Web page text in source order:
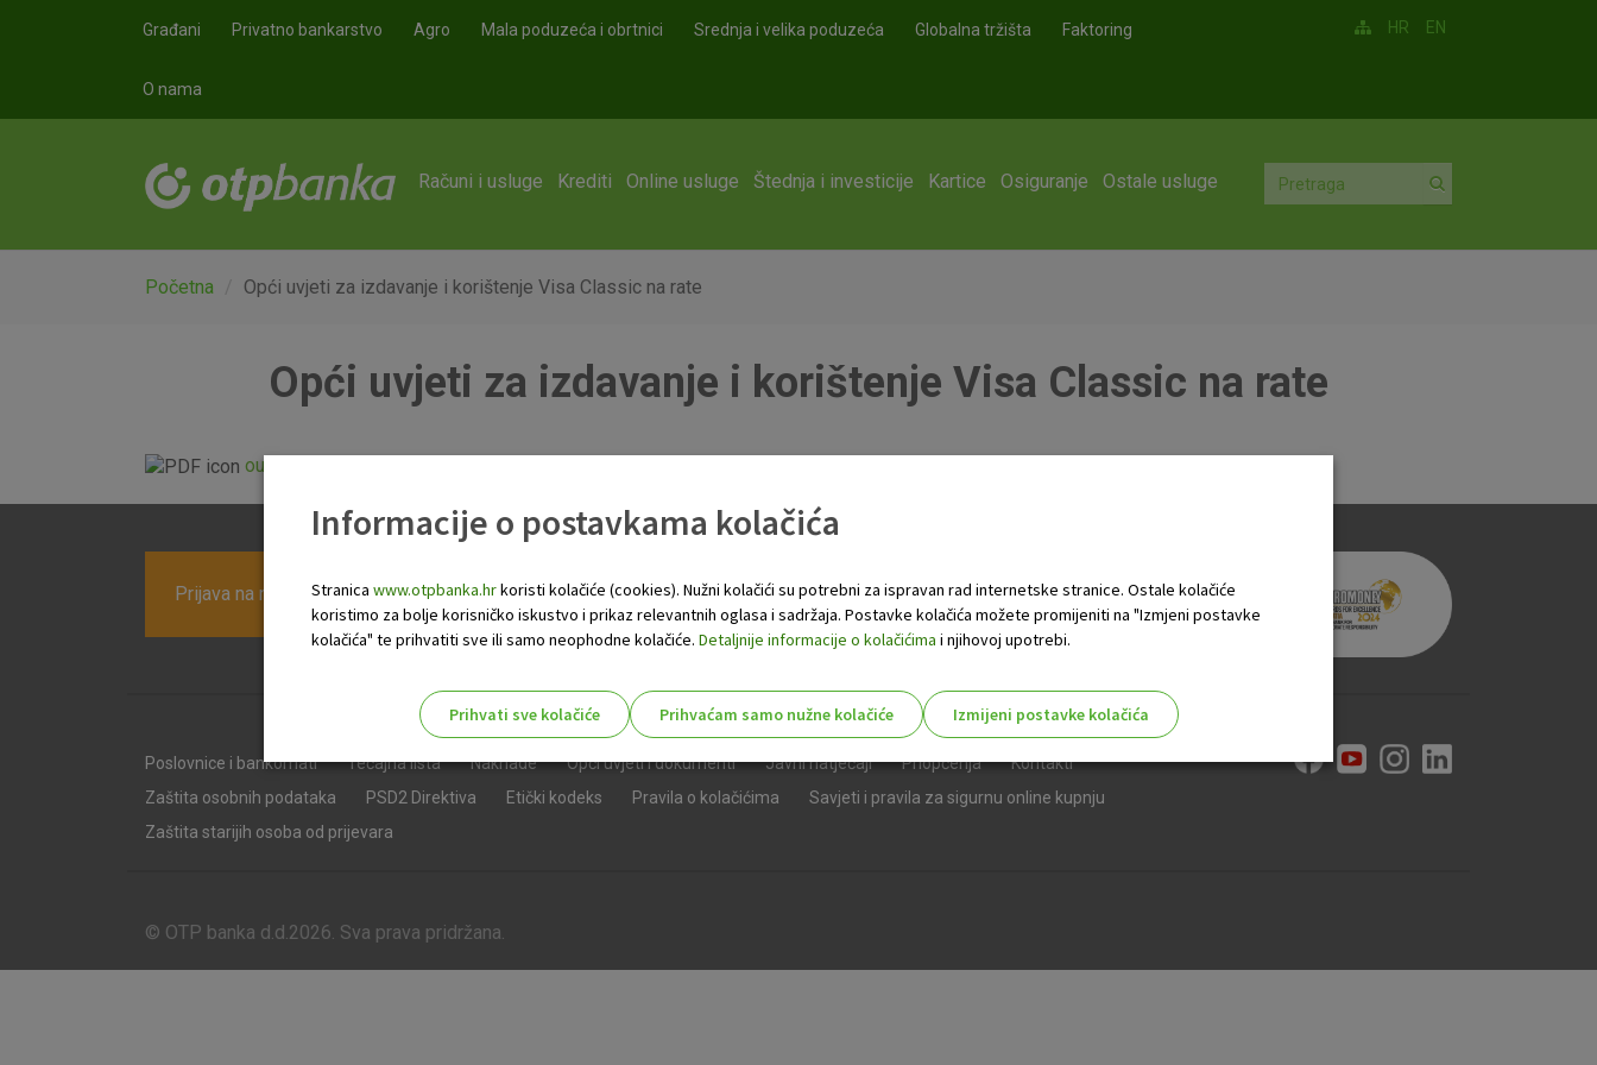
Građani Privatno bankarstvo Agro Mala poduzeća i obrtnici Srednja i velika poduzeća Globalna tržišta Faktoring
O nama
HR EN
Računi i usluge Krediti Online usluge Štednja i investicije Kartice Osiguranje Ostale usluge
Početna Opći uvjeti za izdavanje i korištenje Visa Classic na rate
Opći uvjeti za izdavanje i korištenje Visa Classic na rate
ou-visa-classic-na-rate.pdf
Prijava na newsletter OTP banke
Poslovnice i bankomati Tečajna lista Naknade Opći uvjeti i dokumenti Javni natječaji Priopćenja
Kontakti
Zaštita osobnih podataka
PSD2 Direktiva Etički kodeks Pravila o kolačićima
Savjeti i pravila za sigurnu online kupnju
Zaštita starijih osoba od prijevara
© OTP banka d.d.2026. Sva prava pridržana.
Informacije o postavkama kolačića
Stranica www.otpbanka.hrkoristi kolačiće (cookies). Nužni kolačići su potrebni za ispravan rad internetske stranice. Ostale kolačiće
koristimo za bolje korisničko iskustvo i prikaz relevantnih oglasa i sadržaja. Postavke kolačića možete promijeniti na "Izmjeni postavke
kolačića" te prihvatiti sve ili samo neophodne kolačiće. Detaljnije informacije o kolačićima i njihovoj upotrebi.
Prihvati sve kolačiće Prihvaćam samo nužne kolačiće
Izmijeni postavke kolačića